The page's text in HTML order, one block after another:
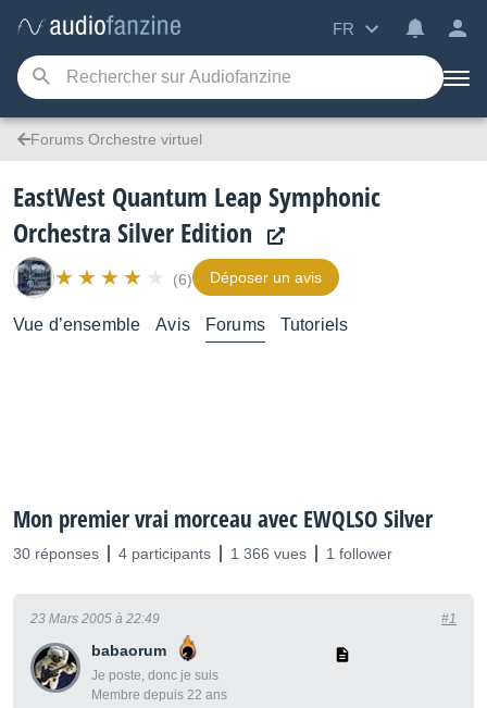
FR
Forums Orchestre virtuel
EastWest Quantum Leap Symphonic
Orchestra Silver Edition
(6) Déposer un avis
Vue d’ensemble Avis Forums Tutoriels
Mon premier vrai morceau avec EWQLSO Silver
30 réponses 4 participants 1 366 vues 1 follower
babaorum
Je poste, donc je suis
Membre depuis 22 ans
23 Mars 2005 à 22:49 #1